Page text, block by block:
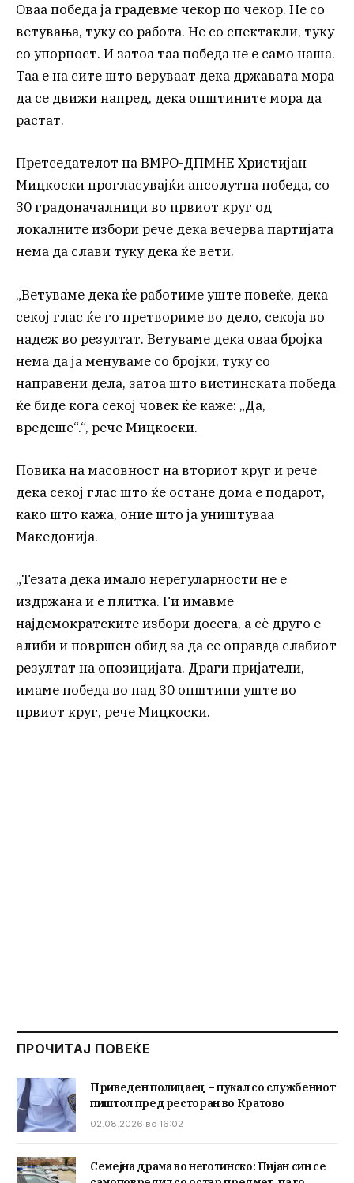
Оваа победа ја градевме чекор по чекор. Не со
ветувања, туку со работа. Не со спектакли, туку
со упорност. И затоа таа победа не е само наша.
Таа е на сите што веруваат дека државата мора
да се движи напред, дека општините мора да
растат.
Претседателот на ВМРО-ДПМНЕ Христијан
Мицкоски прогласувајќи апсолутна победа, со
30 градоначалници во првиот круг од
локалните избори рече дека вечерва партијата
нема да слави туку дека ќе вети.
„Ветуваме дека ќе работиме уште повеќе, дека
секој глас ќе го претвориме во дело, секоја во
надеж во резултат. Ветуваме дека оваа бројка
нема да ја менуваме со бројки, туку со
направени дела, затоа што вистинската победа
ќе биде кога секој човек ќе каже: „Да,
вредеше“.“, рече Мицкоски.
Повика на масовност на вториот круг и рече
дека секој глас што ќе остане дома е подарот,
како што кажа, оние што ја уништуваа
Македонија.
„Тезата дека имало нерегуларности не е
издржана и е плитка. Ги имавме
најдемократските избори досега, а сѐ друго е
алиби и површен обид за да се оправда слабиот
резултат на опозицијата. Драги пријатели,
имаме победа во над 30 општини уште во
првиот круг, рече Мицкоски.
ПРОЧИТАЈ ПОВЕЌЕ
Приведен полицаец – пукал со службениот
пиштол пред ресторан во Кратово
02.08.2026 во 16:02
Семејна драма во неготинско: Пијан син се